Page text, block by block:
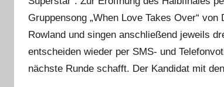
Gruppensong „When Love Takes Over“
Rowland und singen anschließend jeweils
entscheiden wieder per SMS- und
nächste Runde schafft. Der Kandidat mit